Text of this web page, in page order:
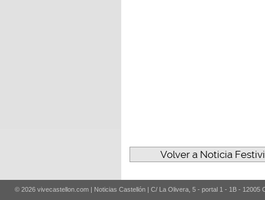
Volver a Noticia
© 2026 vivecastellon.com | Noticias Castellón | C/ La Olivera, 5 - portal 1 - 1B - 12005